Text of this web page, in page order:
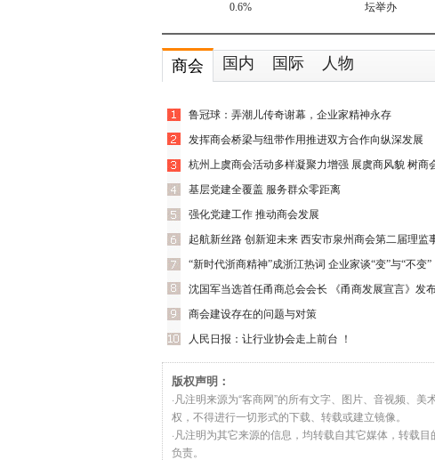
0.6%
坛举办
商会 国内 国际 人物
鲁冠球：弄潮儿传奇谢幕，企业家精神永存
发挥商会桥梁与纽带作用推进双方合作向纵深发展
杭州上虞商会活动多样凝聚力增强 展虞商风貌 树商
杆
基层党建全覆盖 服务群众零距离
强化党建工作 推动商会发展
起航新丝路 创新迎未来 西安市泉州商会第二届理监
就职典礼
“新时代浙商精神”成浙江热词 企业家谈“变”与“不变”
沈国军当选首任甬商总会会长 《甬商发展宣言》发
商会建设存在的问题与对策
人民日报：让行业协会走上前台 ！
版权声明：
·凡注明来源为“客商网”的所有文字、图片、音视频、
权，不得进行一切形式的下载、转载或建立镜像。
·凡注明为其它来源的信息，均转载自其它媒体，转载
负责。